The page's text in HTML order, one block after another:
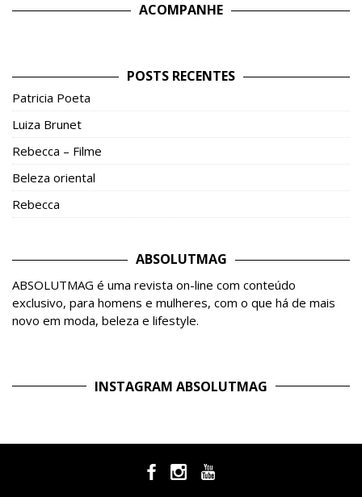
ACOMPANHE
POSTS RECENTES
Patricia Poeta
Luiza Brunet
Rebecca – Filme
Beleza oriental
Rebecca
ABSOLUTMAG
ABSOLUTMAG é uma revista on-line com conteúdo
exclusivo, para homens e mulheres, com o que há de mais
novo em moda, beleza e lifestyle.
INSTAGRAM ABSOLUTMAG